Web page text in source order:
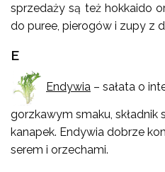
sprzedaży są też hokkaido
do puree, pierogów i zupy z
E
Endywia – sałata o
gorzkawym smaku, składnik
kanapek. Endywia dobrze
serem i orzechami.